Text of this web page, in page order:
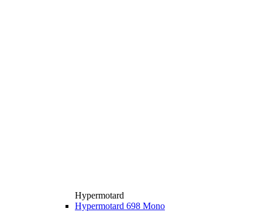
Hypermotard
Hypermotard 698 Mono